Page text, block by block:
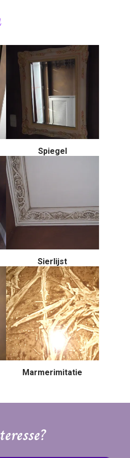
Spiegel
Sierlijst
Marmerimitatie